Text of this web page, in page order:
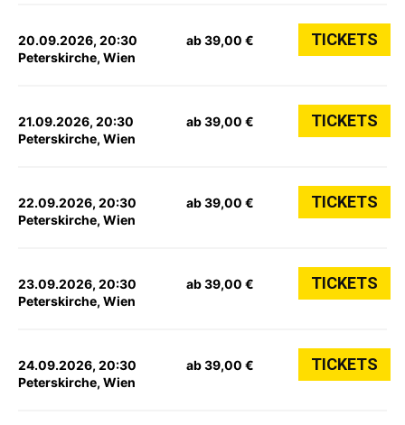
20.09.2026, 20:30
Peterskirche, Wien
ab 39,00 € TICKETS
21.09.2026, 20:30
Peterskirche, Wien
ab 39,00 € TICKETS
22.09.2026, 20:30
Peterskirche, Wien
ab 39,00 € TICKETS
23.09.2026, 20:30
Peterskirche, Wien
ab 39,00 € TICKETS
24.09.2026, 20:30
Peterskirche, Wien
ab 39,00 € TICKETS